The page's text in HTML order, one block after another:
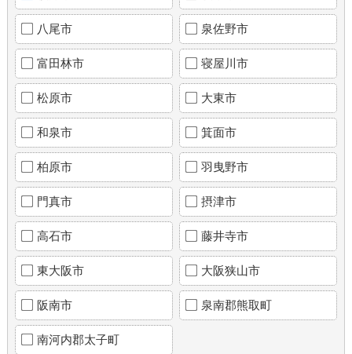
八尾市 泉佐野市
富田林市 寝屋川市
松原市 大東市
和泉市 箕面市
柏原市 羽曳野市
門真市 摂津市
高石市 藤井寺市
東大阪市 大阪狭山市
阪南市 泉南郡熊取町
南河内郡太子町